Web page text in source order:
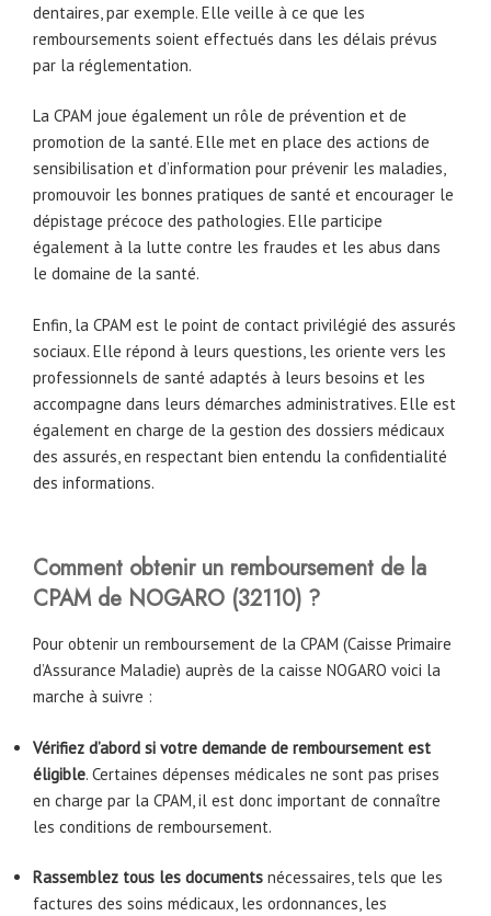
dentaires, par exemple. Elle veille à ce que les
remboursements soient effectués dans les délais prévus
par la réglementation.
La CPAM joue également un rôle de prévention et de
promotion de la santé. Elle met en place des actions de
sensibilisation et d’information pour prévenir les maladies,
promouvoir les bonnes pratiques de santé et encourager le
dépistage précoce des pathologies. Elle participe
également à la lutte contre les fraudes et les abus dans
le domaine de la santé.
Enfin, la CPAM est le point de contact privilégié des assurés
sociaux. Elle répond à leurs questions, les oriente vers les
professionnels de santé adaptés à leurs besoins et les
accompagne dans leurs démarches administratives. Elle est
également en charge de la gestion des dossiers médicaux
des assurés, en respectant bien entendu la confidentialité
des informations.
Comment obtenir un remboursement de la
CPAM de NOGARO (32110) ?
Pour obtenir un remboursement de la CPAM (Caisse Primaire
d’Assurance Maladie) auprès de la caisse NOGARO voici la
marche à suivre :
Vérifiez d’abord si votre demande de remboursement est
éligible. Certaines dépenses médicales ne sont pas prises
en charge par la CPAM, il est donc important de connaître
les conditions de remboursement.
Rassemblez tous les documents nécessaires, tels que les
factures des soins médicaux, les ordonnances, les